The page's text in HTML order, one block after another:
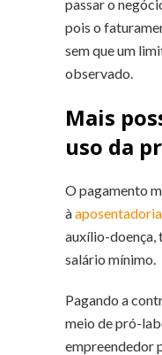
passar o
pois o
sem que um
observado.
Mais
uso da
O pagamento
à
auxílio-doença,
salário mínimo.
Pagando a
meio de pró-
empreendedor